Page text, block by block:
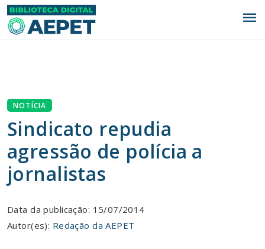
menu
NOTÍCIA
Sindicato repudia
agressão de polícia a
jornalistas
Data da publicação: 15/07/2014
Autor(es): Redação da AEPET